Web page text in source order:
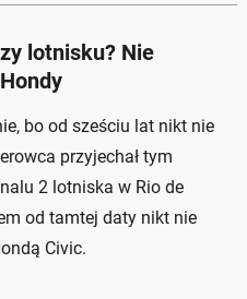
lotnisku? Nie
bo od sześciu lat nikt nie
przyjechał tym
2 lotniska w Rio de
od tamtej daty nikt nie
Civic.